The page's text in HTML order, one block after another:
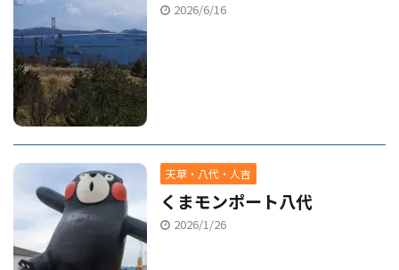
2026/6/16
天草・八代・人吉
くまモンポート八代
2026/1/26